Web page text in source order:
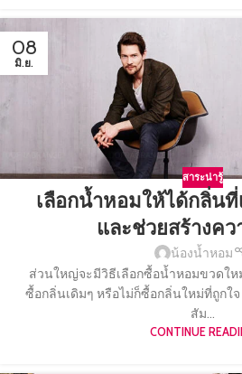
08
มิ.ย.
สาระน่ารู้
เลือกน้ำหอมให้ได้กลิ่น
และช่วยสร้างค
น้องน้ำหอม
ส่วนใหญ่จะมีวิธีเลือกซื้อน้ำหอมขวดให
ซื้อกลิ่นเดิมๆ หรือไม่ก็ซื้อกลิ่นใหม่ที่ถูกใ
สัม...
CONTINUE